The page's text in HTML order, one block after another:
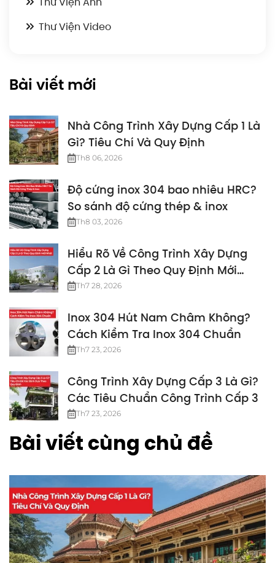
Thư Viện Video
Bài viết mới
Nhà Công Trình Xây Dựng Cấp 1 Là
Gì? Tiêu Chí Và Quy Định
Th8 06, 2026
Độ cứng inox 304 bao nhiêu HRC?
So sánh độ cứng thép & inox
Th8 03, 2026
Hiểu Rõ Về Công Trình Xây Dựng
Cấp 2 Là Gì Theo Quy Định Mới
Nhất
Th7 28, 2026
Inox 304 Hút Nam Châm Không?
Cách Kiểm Tra Inox 304 Chuẩn
Th7 23, 2026
Công Trình Xây Dựng Cấp 3 Là Gì?
Các Tiêu Chuẩn Công Trình Cấp 3
Th7 23, 2026
Bài viết cùng chủ đề